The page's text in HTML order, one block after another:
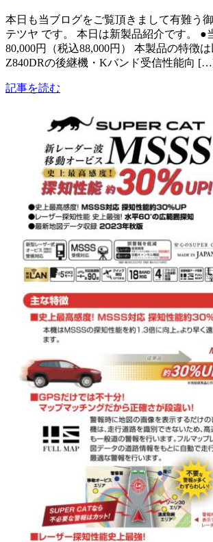
本日も当ブログをご覧頂きまして有難う
テツヤ です。 本日は新製品紹介です。 ●
80,000円（税込88,000円） 本製品の特徴
Z840DRの後継機・Kバンド受信性能向
記事を読む